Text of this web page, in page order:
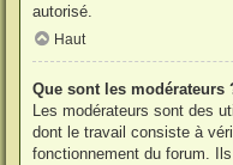
autorisé.
Haut
Que sont les modérateurs
Les modérateurs sont des
dont le travail consiste à
fonctionnement du forum.